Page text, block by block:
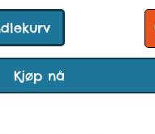
Kjøp nå